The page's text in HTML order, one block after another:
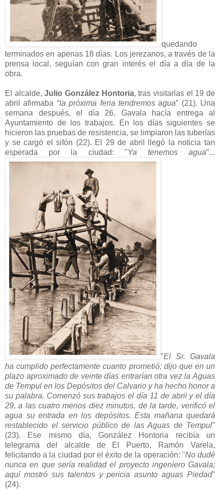
quedando
terminados en apenas 18 días. Los jerezanos, a través de la
prensa local, seguían con gran interés el día a día de la
obra.
El alcalde,Julio González Hontoria, tras visitarlas el 19 de
abril afirmaba “la próxima feria tendremos agua” (21). Una
semana después, el día 26, Gavala hacía entrega al
Ayuntamiento de los trabajos. En los días siguientes se
hicieron las pruebas de resistencia, se limpiaron las tuberías
y se cargó el sifón (22). El 29 de abril llegó la noticia tan
esperada por la ciudad: "Ya tenemos agua"...
"El Sr. Gavala
ha cumplido perfectamente cuanto prometió; dijo que en un
plazo aproximado de veinte días entrarían otra vez la Aguas
de Tempul en los Depósitos del Calvario y ha hecho honor a
su palabra. Comenzó sus trabajos el día 11 de abril y el día
29, a las cuatro menos diez minutos, de la tarde, verificó el
agua su entrada en los depósitos. Esta mañana quedará
restablecido el servicio público de las Aguas de Tempul"
(23). Ese mismo día, González Hontoria recibía un
telegrama del alcalde de El Puerto, Ramón Varela,
felicitando a la ciudad por el éxito de la operación: "No dudé
nunca en que sería realidad el proyecto ingeniero Gavala;
aquí mostró sus talentos y pericia asunto aguas Piedad"
(24).